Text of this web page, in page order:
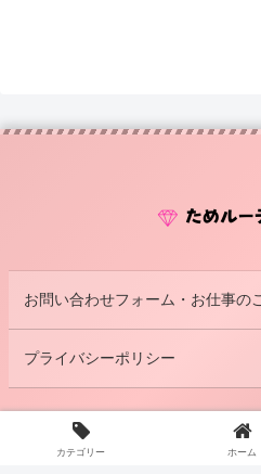
お問い合わせフォーム・お仕事の
プライバシーポリシー
Copyright © 2022 ためルーテ
カテゴリー ホーム